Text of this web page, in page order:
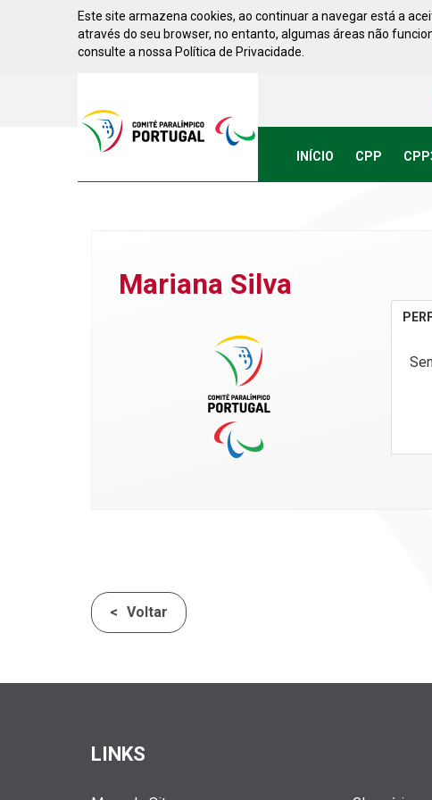
Saltar para conteúdoEste site armazena cookies, ao continuar a navegar está a
através do seu browser, no entanto, algumas áreas não
consulte a nossa Política de Privacidade.
Paralimpico
de
Portugal
(Ir
INÍCIO CPP
Mariana Silva
Voltar
LINKS